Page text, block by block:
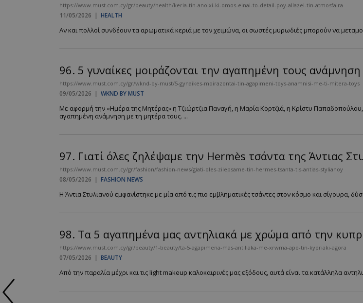
https://www.must.com.cy/gr/beauty/health/keria-tin-anoixi-ki-omos-einai-to-detail-poy-allazei-tin-atmosfaira
11/05/2026 | HEALTH
Αν και πολλοί συνδέουν τα αρωματικά κεριά με τον χειμώνα, οι σωστές μυρωδιές μπορούν να
96. 5 γυναίκες μοιράζονται την αγαπημένη τους
https://www.must.com.cy/gr/wknd-by-must/5-gynaikes-moirazontai-tin-agapimeni-toys-anamnisi-me-ti-mitera-toys
09/05/2026 | WKND BY MUST
Με αφορμή την «Ημέρα της Μητέρας» η Τζιώρτζια Παναγή, η Μαρία Κορτζιά, η Κρίστυ
αγαπημένη ανάμνηση με τη μητέρα τους. ...
97. Γιατί όλες ζηλέψαμε την Hermès τσάντα της Άντιας
https://www.must.com.cy/gr/fashion/fashion-news/giati-oles-zilepsame-tin-hermes-tsanta-tis-antias-stylianoy
08/05/2026 | FASHION NEWS
Η Άντια Στυλιανού εμφανίστηκε με μία από τις πιο εμβληματικές τσάντες στον κόσμο και σίγουρα,
98. Τα 5 αγαπημένα μας αντηλιακά με χρώμα από την
https://www.must.com.cy/gr/beauty/1-beauty/ta-5-agapimena-mas-antiliaka-me-xrwma-apo-tin-kypriaki-agora
07/05/2026 | BEAUTY
Από την παραλία μέχρι και τις light makeup καλοκαιρινές μας εξόδους, αυτά είναι τα κατάλληλα